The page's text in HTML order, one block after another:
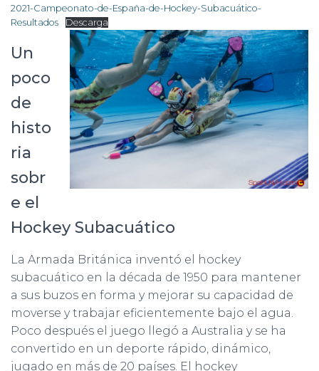
2021-Campeonato-de-España-de-Hockey-Subacuático-
Resultados
Descarga
Un
poco
de
histo
ria
sobr
e el
Hockey Subacuático
La Armada Británica inventó el hockey
subacuático en la década de 1950 para mantener
a sus buzos en forma y mejorar su capacidad de
moverse y trabajar eficientemente bajo el agua.
Poco después el juego llegó a Australia y se ha
convertido en un deporte rápido, dinámico,
jugado en más de 20 países. El hockey